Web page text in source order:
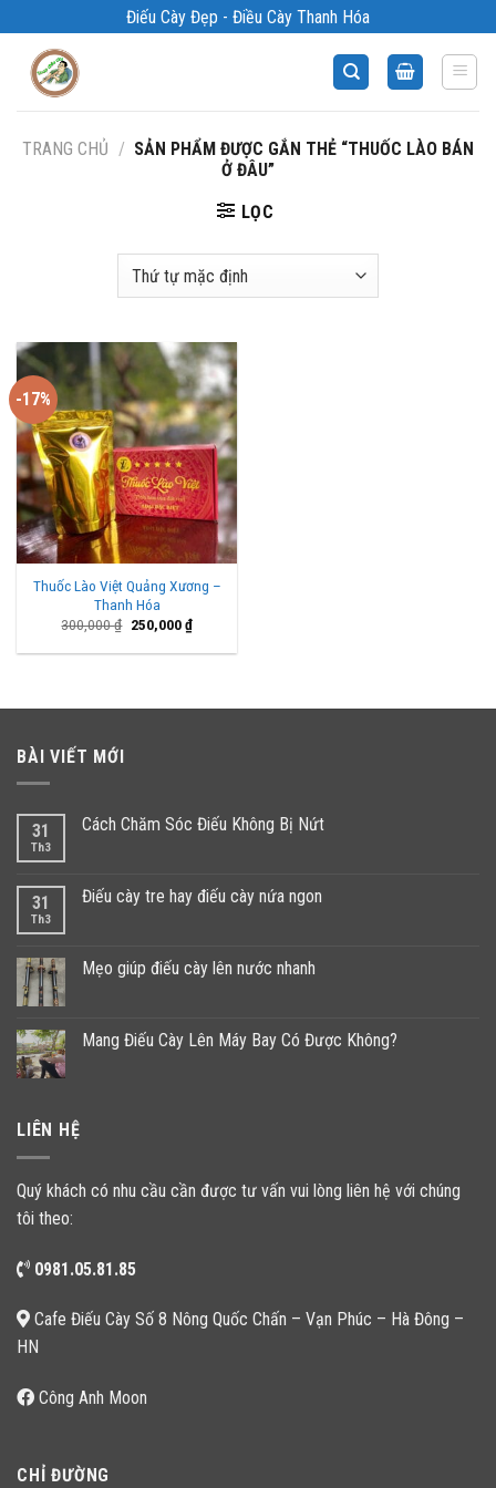
qua
Điếu Cày Đẹp - Điều Cày Thanh Hóa
TRANG CHỦ / SẢN PHẨM ĐƯỢC GẮN THẺ “THUỐC LÀO BÁN
Ở ĐÂU”
LỌC
-17%
Thuốc Lào Việt Quảng Xương –
Thanh Hóa
300,000₫ Giá
là:
250,000₫Giá
hiện
tại
BÀI VIẾT MỚI
31
Th3
Cách Chăm Sóc Điếu Không Bị Nứt
31
Th3
Điếu cày tre hay điếu cày nứa ngon
Mẹo giúp điếu cày lên nước nhanh
Mang Điếu Cày Lên Máy Bay Có Được Không?
LIÊN HỆ
Quý khách có nhu cầu cần được tư vấn vui lòng liên hệ với chúng
tôi theo:
0981.05.81.85
Cafe Điếu Cày Số 8 Nông Quốc Chấn – Vạn Phúc – Hà Đông –
HN
Công Anh Moon
CHỈ ĐƯỜNG